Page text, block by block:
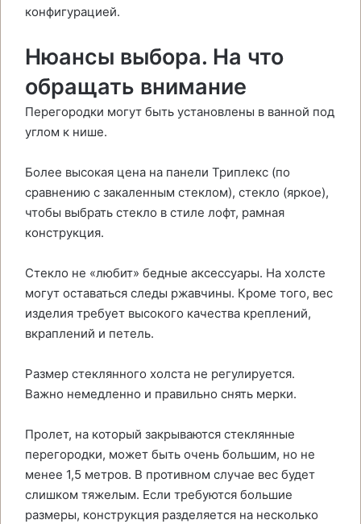
конфигурацией.
Нюансы выбора. На что
обращать внимание
Перегородки могут быть установлены в ванной под
углом к нише.
Более высокая цена на панели Триплекс (по
сравнению с закаленным стеклом), стекло (яркое),
чтобы выбрать стекло в стиле лофт, рамная
конструкция.
Стекло не «любит» бедные аксессуары. На холсте
могут оставаться следы ржавчины. Кроме того, вес
изделия требует высокого качества креплений,
вкраплений и петель.
Размер стеклянного холста не регулируется.
Важно немедленно и правильно снять мерки.
Пролет, на который закрываются стеклянные
перегородки, может быть очень большим, но не
менее 1,5 метров. В противном случае вес будет
слишком тяжелым. Если требуются большие
размеры, конструкция разделяется на несколько